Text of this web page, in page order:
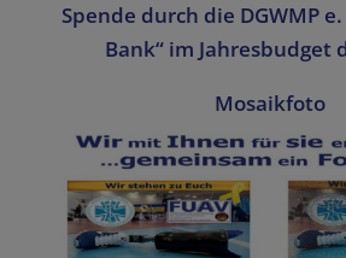
Spende durch die DGWMP
Bank“ im Jahresbudget
Mosaikfoto